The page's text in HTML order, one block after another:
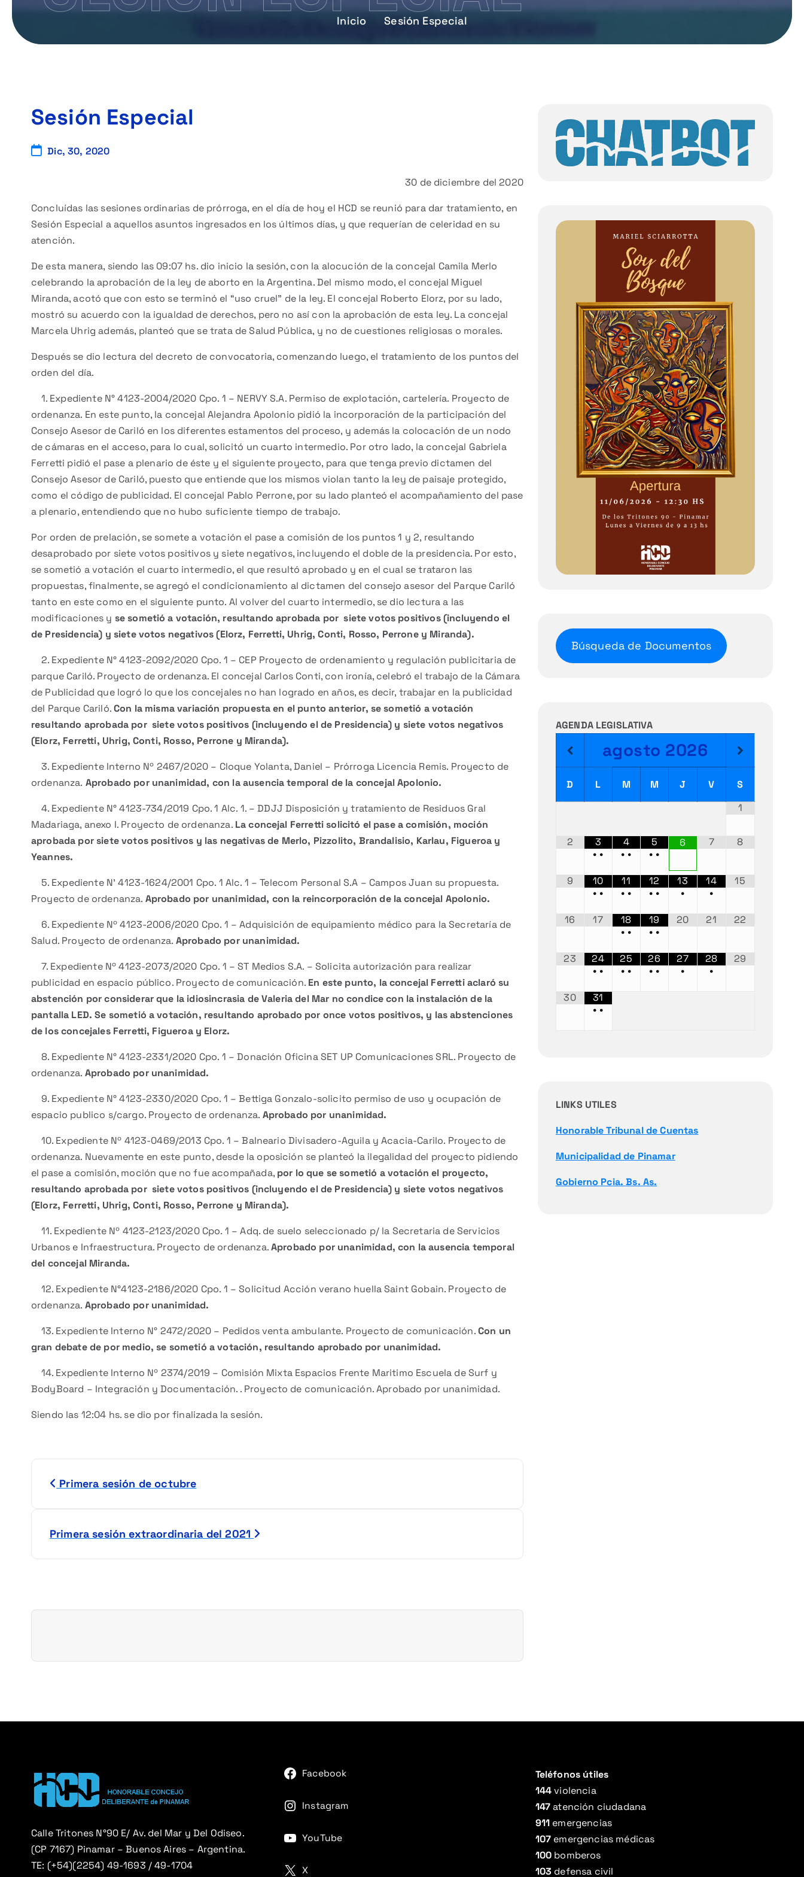
Inicio Sesión Especial
Sesión Especial
Dic, 30, 2020
30 de diciembre del 2020
Concluídas las sesiones ordinarias de prórroga, en el día de hoy el HCD se reunió para dar tratamiento, en
Sesión Especial a aquellos asuntos ingresados en los últimos días, y que requerían de celeridad en su
atención.
De esta manera, siendo las 09:07 hs. dio inicio la sesión, con la alocución de la concejal Camila Merlo
celebrando la aprobación de la ley de aborto en la Argentina. Del mismo modo, el concejal Miguel
Miranda, acotó que con esto se terminó el “uso cruel” de la ley. El concejal Roberto Elorz, por su lado,
mostró su acuerdo con la igualdad de derechos, pero no así con la aprobación de esta ley. La concejal
Marcela Uhrig además, planteó que se trata de Salud Pública, y no de cuestiones religiosas o morales.
Después se dio lectura del decreto de convocatoria, comenzando luego, el tratamiento de los puntos del
orden del día.
1. Expediente N° 4123-2004/2020 Cpo. 1 – NERVY S.A. Permiso de explotación, cartelería. Proyecto de
ordenanza. En este punto, la concejal Alejandra Apolonio pidió la incorporación de la participación del
Consejo Asesor de Cariló en los diferentes estamentos del proceso, y además la colocación de un nodo
de cámaras en el acceso, para lo cual, solicitó un cuarto intermedio. Por otro lado, la concejal Gabriela
Ferretti pidió el pase a plenario de éste y el siguiente proyecto, para que tenga previo dictamen del
Consejo Asesor de Cariló, puesto que entiende que los mismos violan tanto la ley de paisaje protegido,
como el código de publicidad. El concejal Pablo Perrone, por su lado planteó el acompañamiento del pase
a plenario, entendiendo que no hubo suficiente tiempo de trabajo.
Por orden de prelación, se somete a votación el pase a comisión de los puntos 1 y 2, resultando
desaprobado por siete votos positivos y siete negativos, incluyendo el doble de la presidencia. Por esto,
se sometió a votación el cuarto intermedio, el que resultó aprobado y en el cual se trataron las
propuestas, finalmente, se agregó el condicionamiento al dictamen del consejo asesor del Parque Cariló
tanto en este como en el siguiente punto. Al volver del cuarto intermedio, se dio lectura a las
modificaciones y se sometió a votación, resultando aprobada por siete votos positivos (incluyendo el
de Presidencia) y siete votos negativos (Elorz, Ferretti, Uhrig, Conti, Rosso, Perrone y Miranda).
2. Expediente N° 4123-2092/2020 Cpo. 1 – CEP Proyecto de ordenamiento y regulación publicitaria de
parque Cariló. Proyecto de ordenanza. El concejal Carlos Conti, con ironía, celebró el trabajo de la Cámara
de Publicidad que logró lo que los concejales no han logrado en años, es decir, trabajar en la publicidad
del Parque Cariló.Con la misma variación propuesta en el punto anterior, se sometió a votación
resultando aprobada por siete votos positivos (incluyendo el de Presidencia) y siete votos negativos
(Elorz, Ferretti, Uhrig, Conti, Rosso, Perrone y Miranda).
3. Expediente Interno Nº 2467/2020 – Cloque Yolanta, Daniel – Prórroga Licencia Remis. Proyecto de
ordenanza. Aprobado por unanimidad, con la ausencia temporal de la concejal Apolonio.
4. Expediente N° 4123-734/2019 Cpo. 1 Alc. 1. – DDJJ Disposición y tratamiento de Residuos Gral
Madariaga, anexo I. Proyecto de ordenanza. La concejal Ferretti solicitó el pase a comisión, moción
aprobada por siete votos positivos y las negativas de Merlo, Pizzolito, Brandalisio, Karlau, Figueroa y
Yeannes.
5. Expediente N’ 4123-1624/2001 Cpo. 1 Alc. 1 – Telecom Personal S.A – Campos Juan su propuesta.
Proyecto de ordenanza. Aprobado por unanimidad, con la reincorporación de la concejal Apolonio.
6. Expediente Nº 4123-2006/2020 Cpo. 1 – Adquisición de equipamiento médico para la Secretaría de
Salud. Proyecto de ordenanza. Aprobado por unanimidad.
7. Expediente Nº 4123-2073/2020 Cpo. 1 – ST Medios S.A. – Solicita autorización para realizar
publicidad en espacio público. Proyecto de comunicación. En este punto, la concejal Ferretti aclaró su
abstención por considerar que la idiosincrasia de Valeria del Mar no condice con la instalación de la
pantalla LED. Se sometió a votación, resultando aprobado por once votos positivos, y las abstenciones
de los concejales Ferretti, Figueroa y Elorz.
8. Expediente N° 4123-2331/2020 Cpo. 1 – Donación Oficina SET UP Comunicaciones SRL. Proyecto de
ordenanza. Aprobado por unanimidad.
9. Expediente N° 4123-2330/2020 Cpo. 1 – Bettiga Gonzalo-solicito permiso de uso y ocupación de
espacio publico s/cargo. Proyecto de ordenanza. Aprobado por unanimidad.
10. Expediente Nº 4123-0469/2013 Cpo. 1 – Balneario Divisadero-Aguila y Acacia-Carilo. Proyecto de
ordenanza. Nuevamente en este punto, desde la oposición se planteó la ilegalidad del proyecto pidiendo
el pase a comisión, moción que no fue acompañada, por lo que se sometió a votación el proyecto,
resultando aprobada por siete votos positivos (incluyendo el de Presidencia) y siete votos negativos
(Elorz, Ferretti, Uhrig, Conti, Rosso, Perrone y Miranda).
11. Expediente Nº 4123-2123/2020 Cpo. 1 – Adq. de suelo seleccionado p/ la Secretaria de Servicios
Urbanos e Infraestructura. Proyecto de ordenanza.Aprobado por unanimidad, con la ausencia temporal
del concejal Miranda.
12. Expediente N°4123-2186/2020 Cpo. 1 – Solicitud Acción verano huella Saint Gobain. Proyecto de
ordenanza. Aprobado por unanimidad.
13. Expediente Interno N° 2472/2020 – Pedidos venta ambulante. Proyecto de comunicación.Con un
gran debate de por medio, se sometió a votación, resultando aprobado por unanimidad.
14. Expediente Interno Nº 2374/2019 – Comisión Mixta Espacios Frente Maritimo Escuela de Surf y
BodyBoard – Integración y Documentación. . Proyecto de comunicación. Aprobado por unanimidad.
Siendo las 12:04 hs. se dio por finalizada la sesión.
a
c
d
e
e
n
Primera sesión de octubre
Primera sesión extraordinaria del 2021
Búsqueda de Documentos
AGENDA LEGISLATIVA
agosto 2026
D L M M J V
S
1
2
3
• •
4
• •
5
• •
6 7 8
9
10
• •
11
• •
12
• •
13
•
14
•
15
16 17
18
• •
19
• •
20 21 22
23
24
• •
25
• •
26
• •
27
•
28
•
29
30
31
• •
LINKS UTILES
Honorable Tribunal de Cuentas
Municipalidad de Pinamar
Gobierno Pcia. Bs. As.
Calle Tritones N°90 E/ Av. del Mar y Del Odiseo.
(CP 7167) Pinamar – Buenos Aires – Argentina.
TE: (+54)(2254) 49-1693 / 49-1704
Facebook
Instagram
YouTube
X
Teléfonos útiles
144violencia
147atención ciudadana
911 emergencias
107 emergencias médicas
100 bomberos
103 defensa civil